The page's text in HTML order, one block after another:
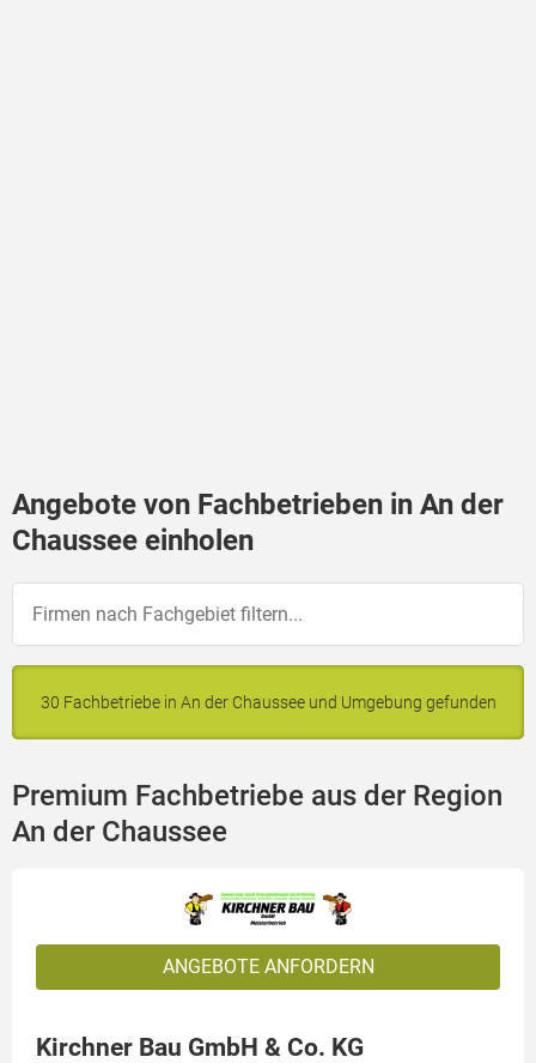
Angebote von Fachbetrieben in An der
Chaussee einholen
30 Fachbetriebe in An der Chaussee und Umgebung gefunden
Premium Fachbetriebe aus der Region
An der Chaussee
ANGEBOTE ANFORDERN
Kirchner Bau GmbH & Co. KG